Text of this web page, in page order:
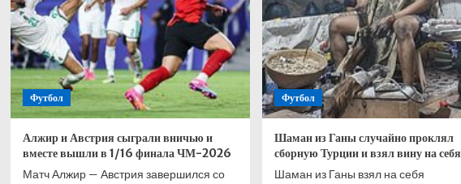
в
«Спартак»
быть,
даже
успели
попить
пива
перед
матчем
с
Футбол
Алжир и Австрия сыграли вничью и
вместе вышли в 1/16 финала ЧМ-2026
Матч Алжир — Австрия завершился со
Футбол
Шаман из Ганы случайно проклял
сборную Турции и взял вину на себя
Шаман из Ганы взял на себя